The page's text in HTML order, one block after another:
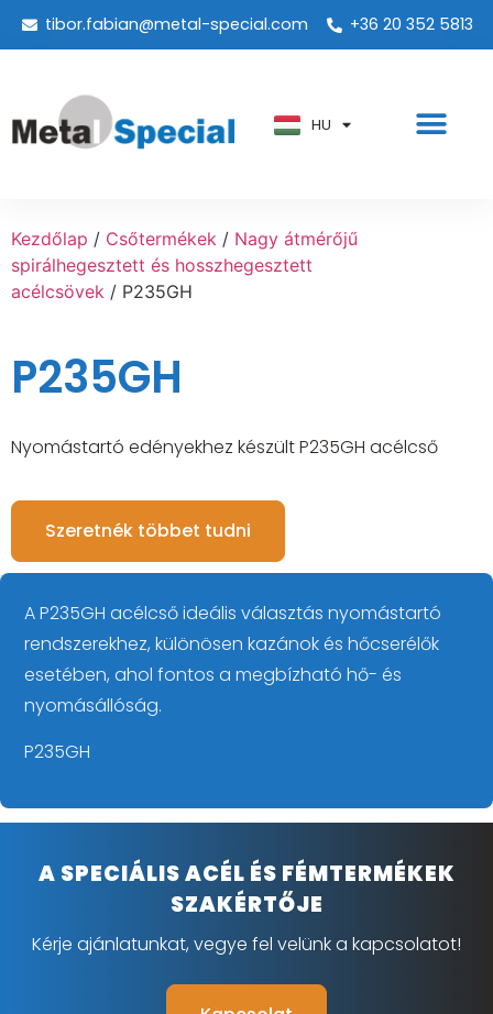
tibor.fabian@metal-special.com +36 20 352 5813
HU
PT
AR
Kezdőlap / Csőtermékek / Nagy átmérőjű
spirálhegesztett és hosszhegesztett
acélcsövek / P235GH
P235GH
Nyomástartó edényekhez készült P235GH acélcső
Szeretnék többet tudni
A P235GH acélcső ideális választás nyomástartó
rendszerekhez, különösen kazánok és hőcserélők
esetében, ahol fontos a megbízható hő- és
nyomásállóság.
P235GH
A SPECIÁLIS ACÉL ÉS FÉMTERMÉKEK
SZAKÉRTŐJE
Kérje ajánlatunkat, vegye fel velünk a kapcsolatot!